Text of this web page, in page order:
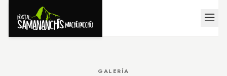
GALERÍA